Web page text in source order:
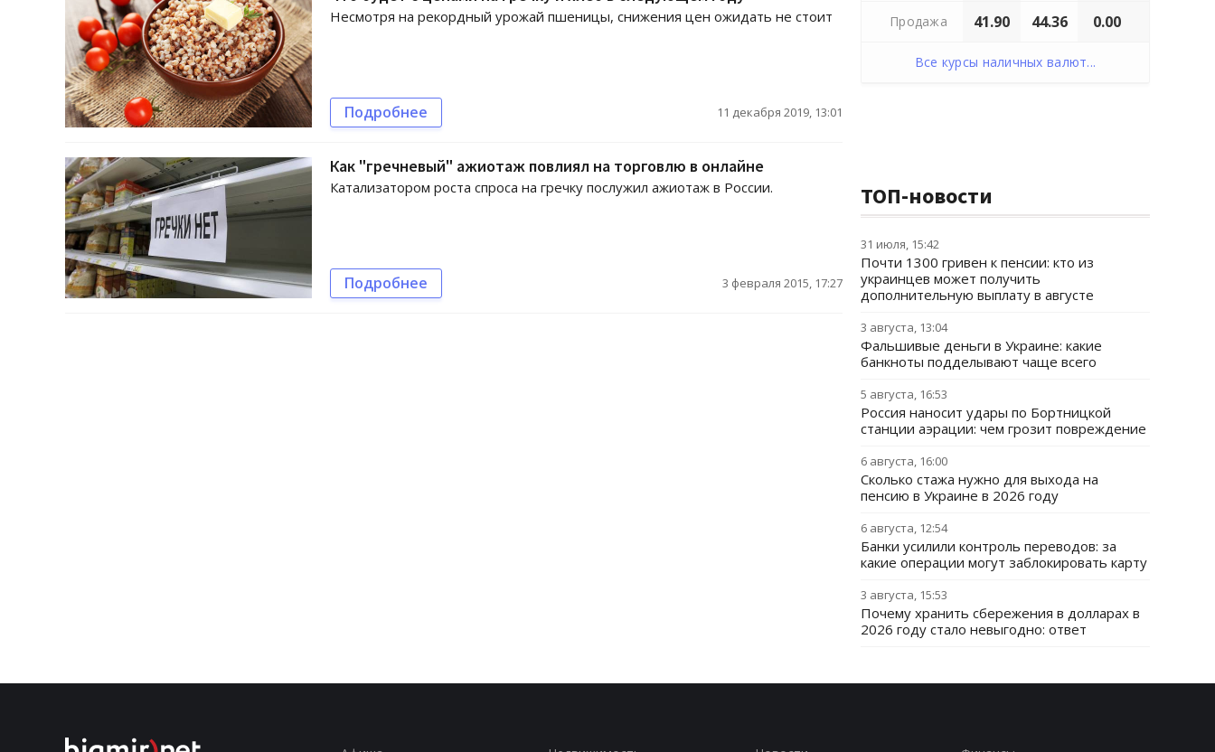
Несмотря на рекордный урожай пшеницы, снижения цен ожидать не стоит
Подробнее 11 декабря 2019, 13:01
Как "гречневый" ажиотаж повлиял на торговлю в онлайне
Катализатором роста спроса на гречку послужил ажиотаж в России.
Подробнее 3 февраля 2015, 17:27
Продажа 41.90 44.36 0.00
Все курсы наличных валют...
ТОП-новости
31 июля, 15:42
Почти 1300 гривен к пенсии: кто из
украинцев может получить
дополнительную выплату в августе
3 августа, 13:04
Фальшивые деньги в Украине: какие
банкноты подделывают чаще всего
5 августа, 16:53
Россия наносит удары по Бортницкой
станции аэрации: чем грозит повреждение
6 августа, 16:00
Сколько стажа нужно для выхода на
пенсию в Украине в 2026 году
6 августа, 12:54
Банки усилили контроль переводов: за
какие операции могут заблокировать карту
3 августа, 15:53
Почему хранить сбережения в долларах в
2026 году стало невыгодно: ответ